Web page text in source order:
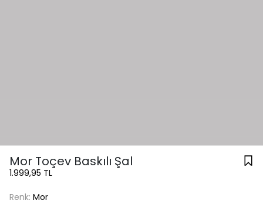
Mor Toçev Baskılı Şal
1.999,95 TL
Renk: Mor